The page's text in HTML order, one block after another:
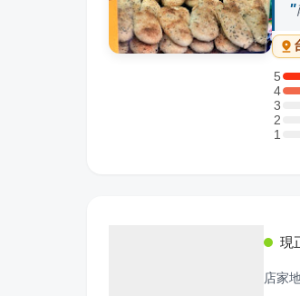
5
5
4
4
3
3
2
2
11
現
店家